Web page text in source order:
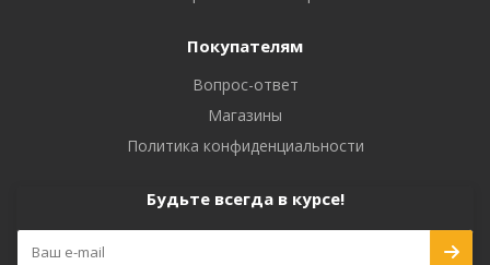
Покупателям
Вопрос-ответ
Магазины
Политика конфиденциальности
Будьте всегда в курсе!